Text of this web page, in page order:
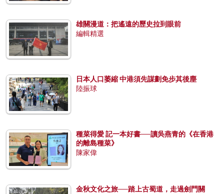
雄關漫道：把遙遠的歷史拉到眼前
編輯精選
日本人口萎縮 中港須先謀劃免步其後塵
陸振球
種菜得愛 記一本好書──讀吳燕青的《在香港
的離島種菜》
陳家偉
金秋文化之旅──踏上古蜀道，走過劍門關